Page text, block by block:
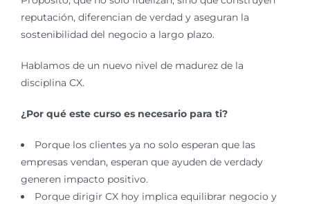
reputación, diferencian de verdad y aseguran la
sostenibilidad del negocio a largo plazo.
Hablamos de un nuevo nivel de madurez de la
disciplina CX.
¿Por qué este curso es necesario para ti?
Porque los clientes ya no solo esperan que las
empresas vendan, esperan que ayuden de verdady
generen impacto positivo.
Porque dirigir CX hoy implica equilibrar negocio y